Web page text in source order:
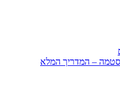
– המדריך המלא